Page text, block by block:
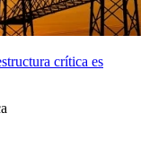
crítica es